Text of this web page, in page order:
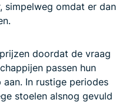
simpelweg omdat er dan
doordat de vraag
passen hun
In rustige periodes
stoelen alsnog gevuld